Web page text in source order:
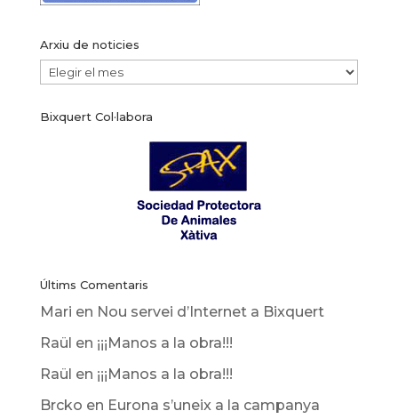
Arxiu de noticies
Arxiu
noticies
Bixquert Col·labora
Últims Comentaris
Mari en Nou servei d’Internet a Bixquert
Raül en ¡¡¡Manos a la obra!!!
Raül en ¡¡¡Manos a la obra!!!
Brcko en Eurona s’uneix a la campanya